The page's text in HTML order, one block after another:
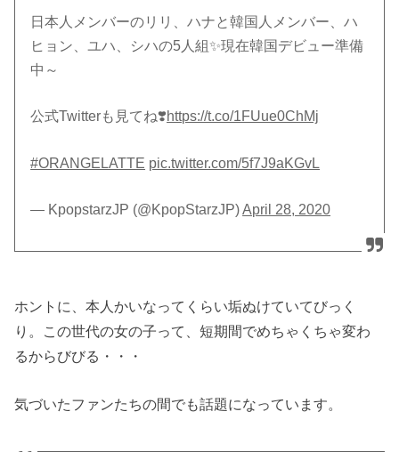
日本人メンバーのリリ、ハナと韓国人メンバー、ハ
ヒョン、ユハ、シハの5人組✨現在韓国デビュー準備
中～
公式Twitterも見てね❣️https://t.co/1FUue0ChMj
#ORANGELATTE pic.twitter.com/5f7J9aKGvL
— KpopstarzJP (@KpopStarzJP)April 28, 2020
ホントに、本人かいなってくらい垢ぬけていてびっく
り。この世代の女の子って、短期間でめちゃくちゃ変わ
るからびびる・・・
気づいたファンたちの間でも話題になっています。